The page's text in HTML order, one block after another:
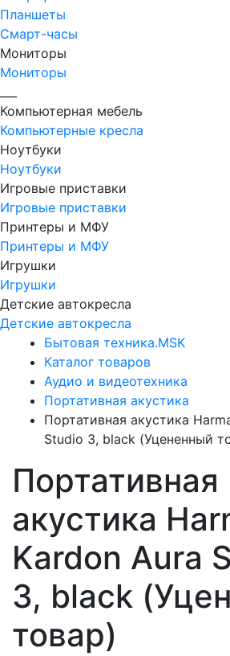
Планшеты
Смарт-часы
Мониторы
Мониторы
Компьютерная мебель
Компьютерные кресла
Ноутбуки
Ноутбуки
Игровые приставки
Игровые приставки
Принтеры и МФУ
Принтеры и МФУ
Игрушки
Игрушки
Детские автокресла
Детские автокресла
Бытовая техника.MSK
Каталог товаров
Аудио и видеотехника
Портативная акустика
Портативная акустика
Studio 3, black (Уцененный
Портативная
акустика
Kardon Aura
3, black
товар)